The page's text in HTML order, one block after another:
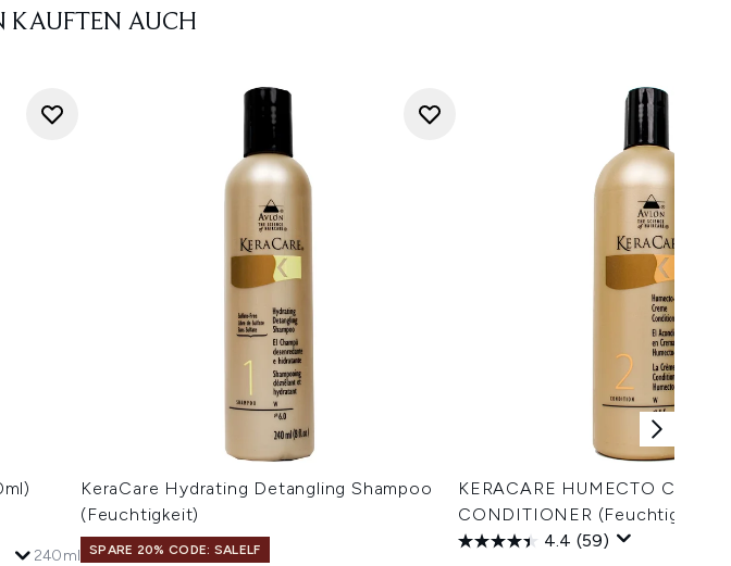
KAUFTEN AUCH
240ml
KeraCare Hydrating Detangling Shampoo
(Feuchtigkeit)
SPARE 20% CODE: SALELF
KERACARE HUMECTO CREME
CONDITIONER (Feuchtigkeit)
4.4 (59)